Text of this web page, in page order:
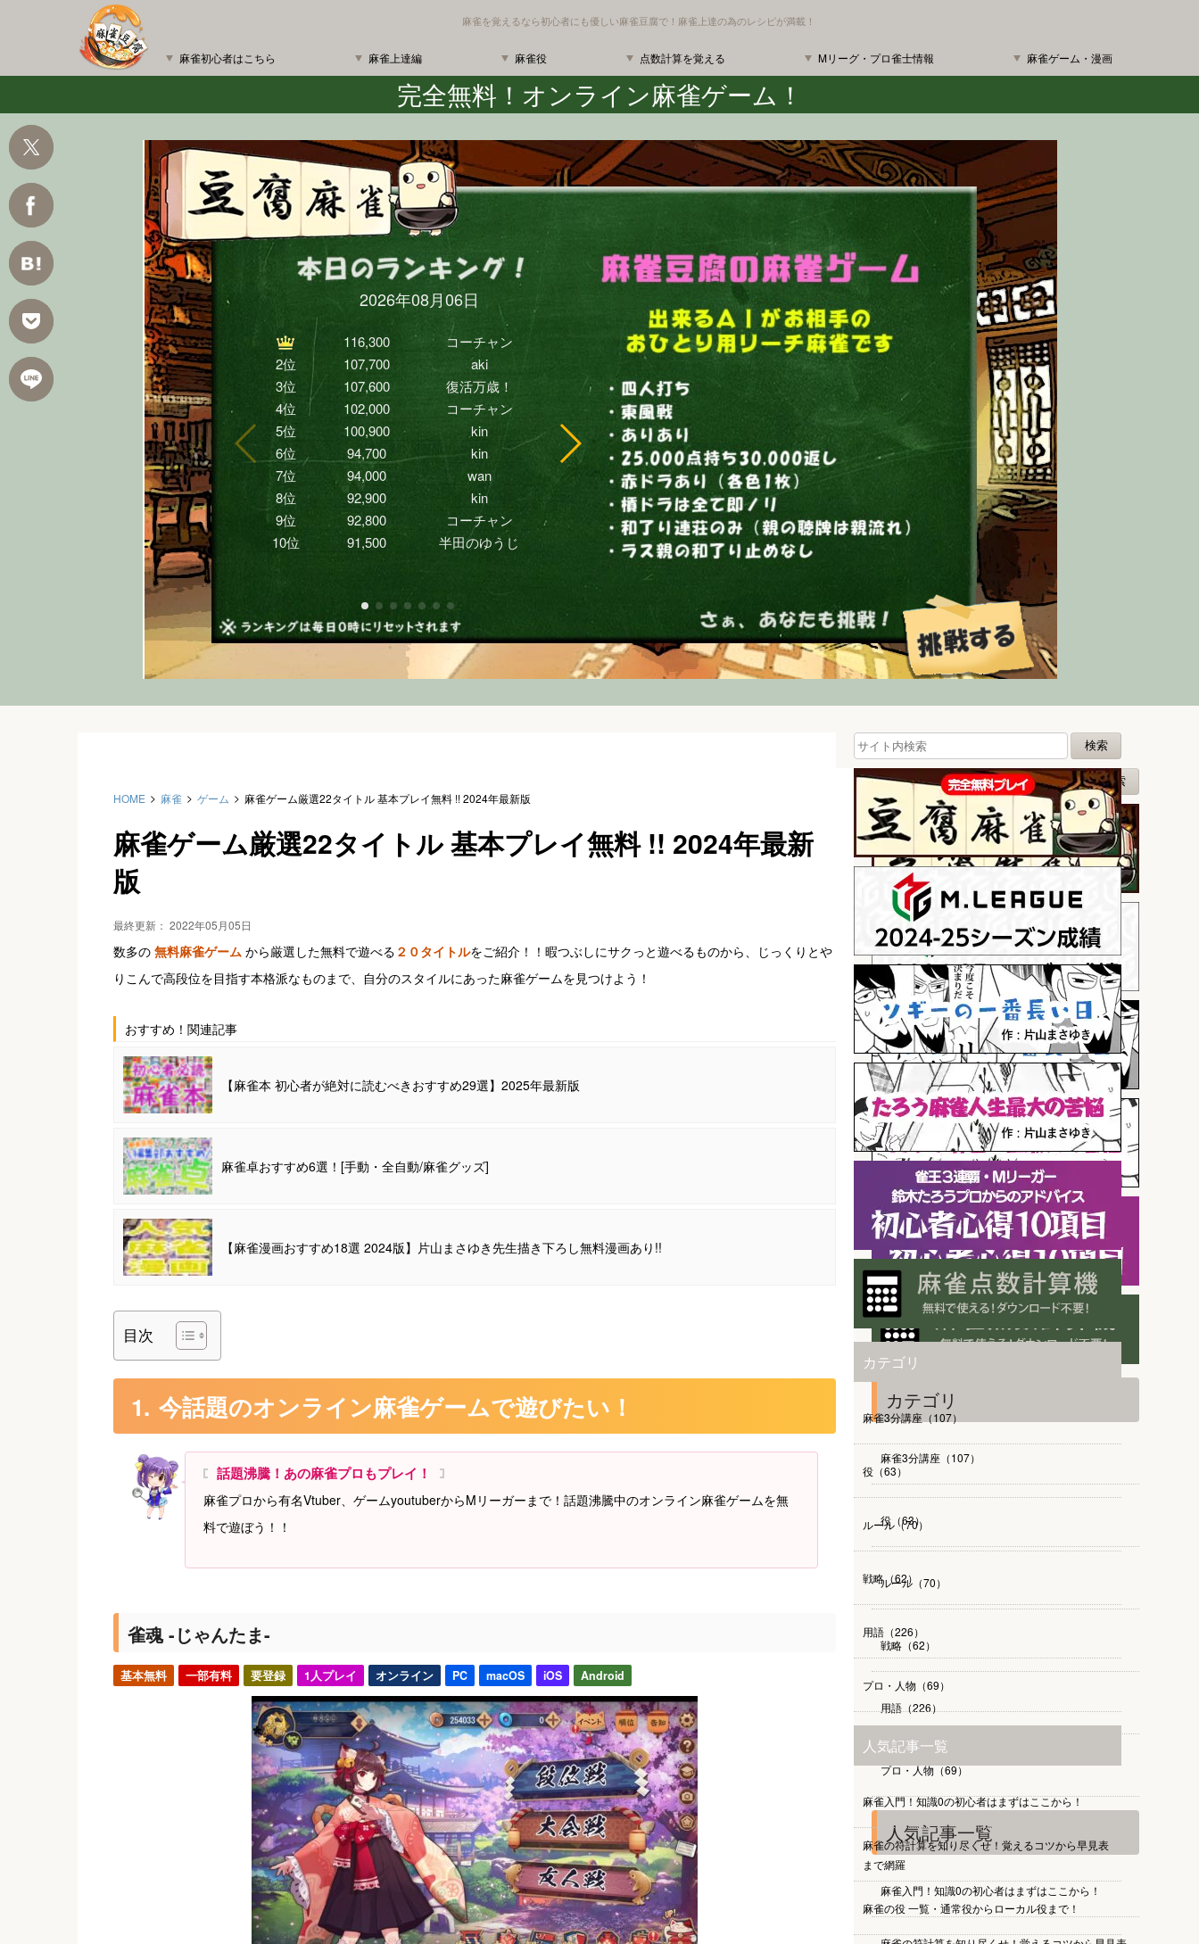
麻雀を覚えるなら初心者にも優しい麻雀豆腐で！麻雀上達の為のレシピが満載！
麻雀初心者はこちら 麻雀上達編 麻雀役 点数計算を覚える Mリーグ・プロ雀士情報 麻雀ゲーム・漫画
完全無料！オンライン麻雀ゲーム！
HOME 麻雀 ゲーム 麻雀ゲーム厳選22タイトル 基本プレイ無料 !! 2024年最新版
麻雀ゲーム厳選22タイトル 基本プレイ無料 !! 2024年最新
版
最終更新： 2022年05月05日
数多の 無料麻雀ゲーム から厳選した無料で遊べる ２０タイトルをご紹介！！暇つぶしにサクっと遊べるものから、じっくりとや
りこんで高段位を目指す本格派なものまで、自分のスタイルにあった麻雀ゲームを見つけよう！
おすすめ！関連記事
【麻雀本 初心者が絶対に読むべきおすすめ29選】2025年最新版
麻雀卓おすすめ6選！[手動・全自動/麻雀グッズ]
【麻雀漫画おすすめ18選 2024版】片山まさゆき先生描き下ろし無料漫画あり!!
目次
今話題のオンライン麻雀ゲームで遊びたい！
話題沸騰！あの麻雀プロもプレイ！
麻雀プロから有名Vtuber、ゲームyoutuberからMリーガーまで！話題沸騰中のオンライン麻雀ゲームを無
料で遊ぼう！！
雀魂 -じゃんたま-
基本無料 一部有料 要登録 1人プレイ オンライン PC macOS iOS Android
カテゴリ
麻雀3分講座（107）
役（63）
ルール（70）
戦略（62）
用語（226）
プロ・人物（69）
人気記事一覧
麻雀入門！知識0の初心者はまずはここから！
カテゴリ
麻雀3分講座（107）
役（63）
ルール（70）
戦略（62）
用語（226）
プロ・人物（69）
人気記事一覧
麻雀入門！知識0の初心者はまずはここから！
麻雀の符計算を知り尽くせ！覚えるコツから早見表
まで網羅
麻雀の役 一覧・通常役からローカル役まで！